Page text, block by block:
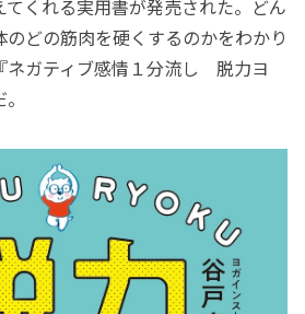
くれる実用書が発売された。どん
どの筋肉を硬くするのかをわかり
ネガティブ感情１分流し 脱力ヨ